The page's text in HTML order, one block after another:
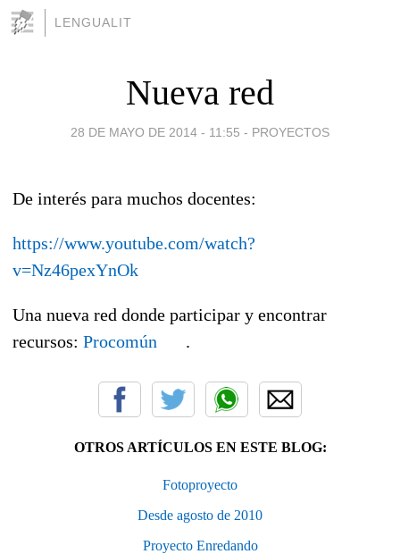
LENGUALIT
Nueva red
28 DE MAYO DE 2014 - 11:55 - PROYECTOS
De interés para muchos docentes:
https://www.youtube.com/watch?
v=Nz46pexYnOk
Una nueva red donde participar y encontrar
recursos: Procomún .
OTROS ARTÍCULOS EN ESTE BLOG:
Fotoproyecto
Desde agosto de 2010
Proyecto Enredando